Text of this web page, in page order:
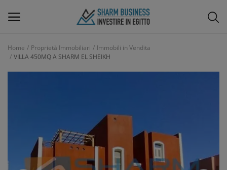
Menu Principale
Lista dei desideri
Blog
Home Proprietà Immobiliari
Immobili in Vendita
VILLA 450MQ A SHARM EL SHEIKH